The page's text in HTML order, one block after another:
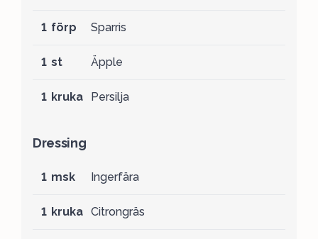
1 förp Sparris
1 st Äpple
1 kruka Persilja
Dressing
1 msk Ingerfära
1 kruka Citrongräs